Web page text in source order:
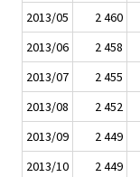
2013/05
2 460
2013/06
2 458
2013/07
2 455
2013/08
2 452
2013/09
2 449
2013/10
2 449